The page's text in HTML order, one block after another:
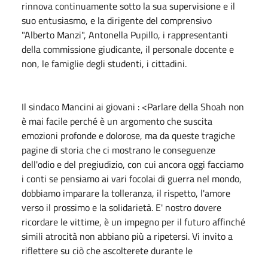
rinnova continuamente sotto la sua supervisione e il
suo entusiasmo, e la dirigente del comprensivo
"Alberto Manzi", Antonella Pupillo, i rappresentanti
della commissione giudicante, il personale docente e
non, le famiglie degli studenti, i cittadini.
Il sindaco Mancini ai giovani : <Parlare della Shoah non
è mai facile perché è un argomento che suscita
emozioni profonde e dolorose, ma da queste tragiche
pagine di storia che ci mostrano le conseguenze
dell'odio e del pregiudizio, con cui ancora oggi facciamo
i conti se pensiamo ai vari focolai di guerra nel mondo,
dobbiamo imparare la tolleranza, il rispetto, l'amore
verso il prossimo e la solidarietà. E' nostro dovere
ricordare le vittime, è un impegno per il futuro affinché
simili atrocità non abbiano più a ripetersi. Vi invito a
riflettere su ciò che ascolterete durante le